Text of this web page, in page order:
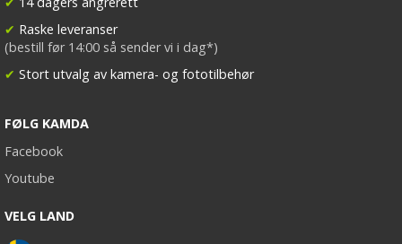
✔ Raske leveranser
(bestill før 14:00 så sender vi i dag*)
✔ Stort utvalg av kamera- og fototilbehør
FØLG KAMDA
Facebook
Youtube
VELG LAND